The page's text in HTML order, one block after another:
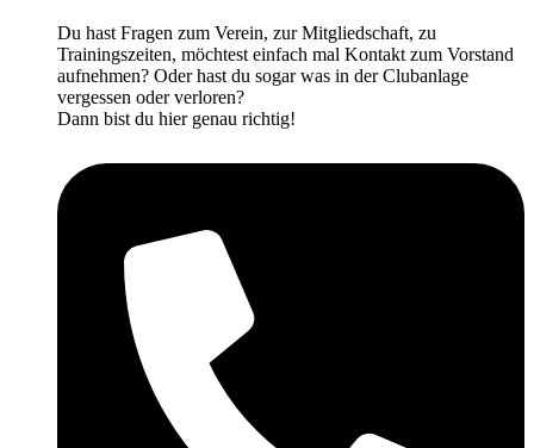
Du hast Fragen zum Verein, zur Mitgliedschaft, zu
Trainingszeiten, möchtest einfach mal Kontakt zum Vorstand
aufnehmen? Oder hast du sogar was in der Clubanlage
vergessen oder verloren?
Dann bist du hier genau richtig!